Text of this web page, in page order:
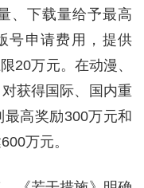
、下载量给予最高
号申请费用，提供
20万元。在动漫、
获得国际、国内重
高奖励300万元和
万元。